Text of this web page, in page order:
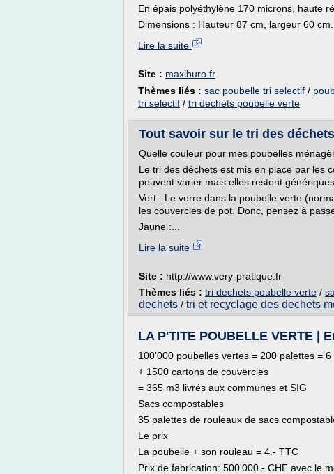
En épais polyéthylène 170 microns, haute
Dimensions : Hauteur 87 cm, largeur 60
Lire la suite
Site : maxiburo.fr
Thèmes liés : sac poubelle tri selectif /
tri selectif / tri dechets poubelle verte
Tout savoir sur le tri des
Quelle couleur pour mes poubelles
Le tri des déchets est mis en place par les
peuvent varier mais elles restent
Vert : Le verre dans la poubelle verte
les couvercles de pot. Donc, pensez à
Jaune :...
Lire la suite
Site : http://www.very-pratique.fr
Thèmes liés : tri dechets poubelle verte /
dechets / tri et recyclage des dechets
LA P'TITE POUBELLE VERTE |
100'000 poubelles vertes = 200 palettes =
+ 1500 cartons de couvercles
= 365 m3 livrés aux communes et SIG
Sacs compostables
35 palettes de rouleaux de sacs
Le prix
La poubelle + son rouleau = 4.- TTC
Prix de fabrication: 500'000.- CHF avec le